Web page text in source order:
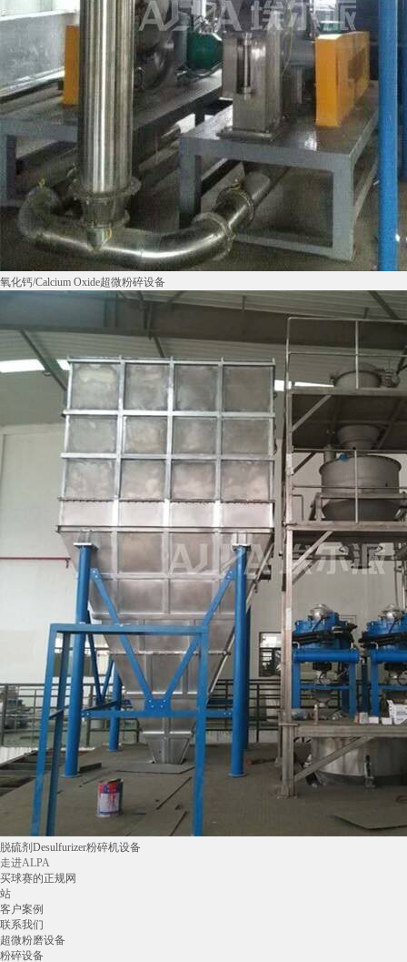
氧化钙/Calcium Oxide超微粉碎设备
脱硫剂Desulfurizer粉碎机设备
走进ALPA
买球赛的正规网
站
客户案例
联系我们
超微粉磨设备
粉碎设备